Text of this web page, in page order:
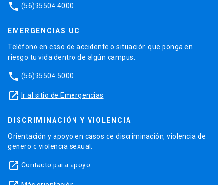
phone (56)95504 4000
EMERGENCIAS UC
Teléfono en caso de accidente o situación que ponga en
riesgo tu vida dentro de algún campus.
phone (56)95504 5000
launch Ir al sitio de Emergencias
DISCRIMINACIÓN Y VIOLENCIA
Orientación y apoyo en casos de discriminación, violencia de
género o violencia sexual.
launch Contacto para apoyo